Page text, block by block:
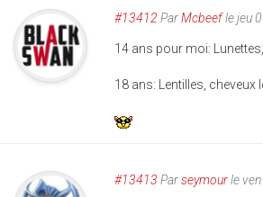
#13412 ParMcbeefle jeu
14 ans pour moi:
18 ans: Lentilles, cheveux
#13413 Parseymourle